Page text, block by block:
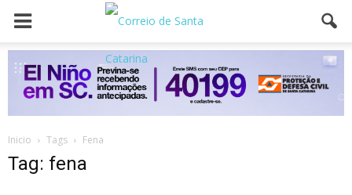
Inicio Tags Fena
Tag: fena